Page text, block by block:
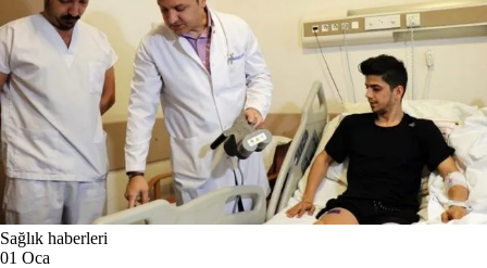
Sağlık haberleri
01 Oca